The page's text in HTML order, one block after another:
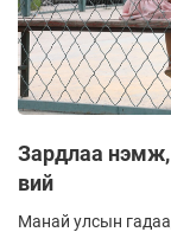
Зардлаа нэмж,
вий
Манай улсын